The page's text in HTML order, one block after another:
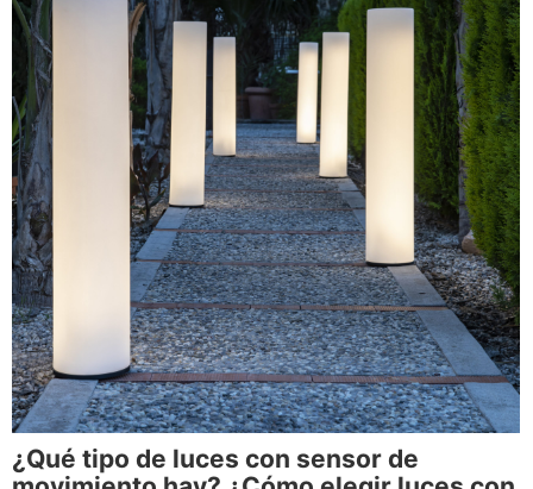
¿Qué tipo de luces con sensor de